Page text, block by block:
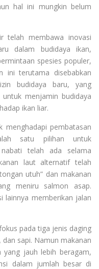
hal ini mungkin belum
telah membawa inovasi
dalam budidaya ikan,
spesies populer,
ini terutama disebabkan
budidaya baru, yang
menjamin budidaya
ikan liar.
menghadapi pembatasan
satu pilihan untuk
telah ada selama
laut alternatif telah
utuh” dan makanan
meniru salmon asap.
lainnya memberikan jalan
pada tiga jenis daging
sapi. Namun makanan
yang jauh lebih beragam,
dalam jumlah besar di